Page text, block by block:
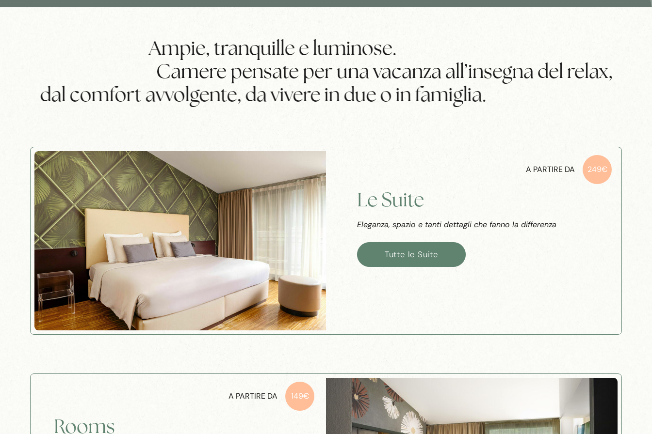
Ampie, tranquille e luminose.
Camere pensate per una vacanza all’insegna del relax,
dal comfort avvolgente, da vivere in due o in famiglia.
A PARTIRE DA 249€
Le Suite
Eleganza, spazio e tanti dettagli che fanno la differenza
Tutte le Suite
A PARTIRE DA 149€
Rooms